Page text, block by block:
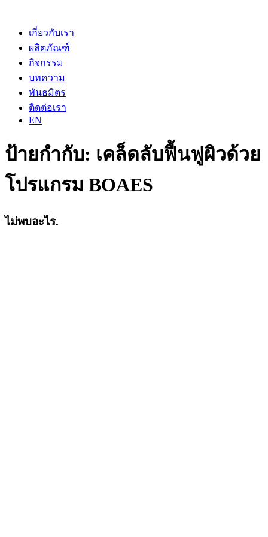
เกี่ยวกับเรา
ผลิตภัณฑ์
กิจกรรม
บทความ
พันธมิตร
ติดต่อเรา
EN
ป้ายกำกับ: เคล็ดลับฟื้นฟูผิวด้วย
โปรแกรม BOAES
ไม่พบอะไร.